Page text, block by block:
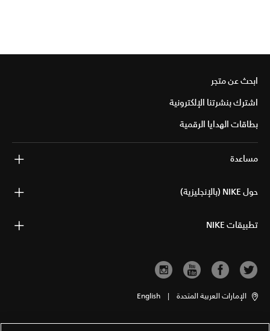
ابحث عن متجر
اشترك بنشرتنا الإلكترونية
بطاقات الهدايا الرقمية
مساعدة
حول NIKE (بالإنجليزية)
تطبيقات NIKE
الإمارات العربية المتحدة |
English